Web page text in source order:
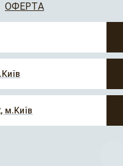
ОФЕРТА
м.Київ